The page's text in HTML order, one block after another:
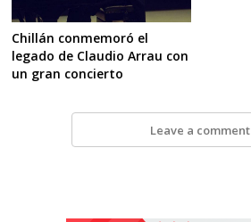
Chillán conmemoró el
legado de Claudio Arrau con
un gran concierto
Leave a comment